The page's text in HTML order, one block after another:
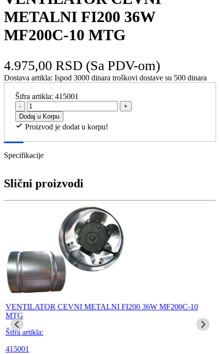
METALNI FI200 36W
MF200C-10 MTG
4.975,00 RSD (Sa PDV-om)
Dostava artikla: Ispod 3000 dinara troškovi dostave su 500 dinara
Šifra artikla:415001
-
+
Dodaj u Korpu
Proizvod je dodat u korpu!
Specifikacije
Slični proizvodi
VENTILATOR CEVNI METALNI FI200 36W MF200C-10
MTG
Šifra artikla:
415001